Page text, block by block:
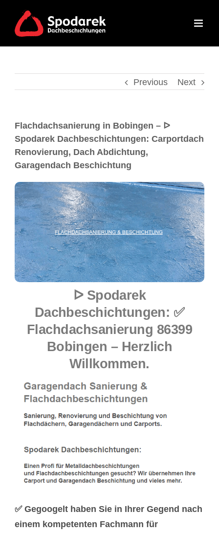
Previous Next
Flachdachsanierung in Bobingen – ᐅ
Spodarek Dachbeschichtungen: Carportdach
Renovierung, Dach Abdichtung,
Garagendach Beschichtung
ᐅ Spodarek
Dachbeschichtungen: ✅
Flachdachsanierung 86399
Bobingen – Herzlich
Willkommen.
✅ Gegoogelt haben Sie in Ihrer Gegend nach
einem kompetenten Fachmann für